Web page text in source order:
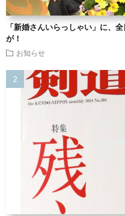
「新婚さんいらっしゃい」に、
が！
お知らせ